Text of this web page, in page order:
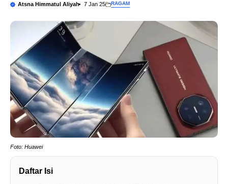
Atsna Himmatul Aliyah 7 Jan 25 RAGAM
Foto: Huawei
Daftar Isi